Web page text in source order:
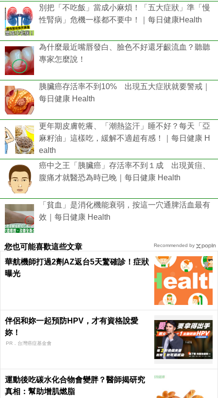
別把「不吃飯」當成小麻煩！「五大症狀」準「慢
性腎病」危機一樣都不要中！｜每日健康Health
為什麼最近嘴唇發白、臉色不好還牙齦流血？聽聽
專家怎麼說！
胰臟癌存活率不到10% 出現五大症狀就要警戒｜
每日健康 Health
更年期皮膚乾癢、「潮熱盜汗」睡不好？每天「亞
麻籽油」這樣吃，緩解不適超有感！｜每日健康 H
ealth
癌中之王「胰臟癌」存活率不到１成 出現黃疸、
腹痛才就醫恐為時已晚｜每日健康 Health
「貧血」是消化機能衰弱，按這一穴通脾活血最有
效｜每日健康 Health
您也可能喜歡這些文章
華航機師打過2劑AZ返台5天驚確診！症狀
曝光
伴侶和妳一起預防HPV，才有資格說愛
妳！
PR．台灣癌症基金會
運動後吃碳水化合物會變胖？醫師揭研究
真相：幫助增肌燃脂
Recommended by